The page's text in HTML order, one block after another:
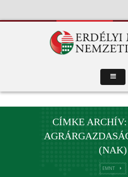
CÍMKE
(NAK)
EMNT